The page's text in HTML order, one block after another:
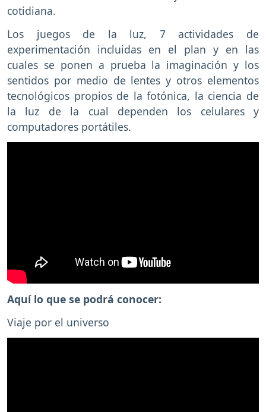
cotidiana.
Los juegos de la luz, 7 actividades de
experimentación incluidas en el plan y en las
cuales se ponen a prueba la imaginación y los
sentidos por medio de lentes y otros elementos
tecnológicos propios de la fotónica, la ciencia de
la luz de la cual dependen los celulares y
computadores portátiles.
Aquí lo que se podrá conocer:
Viaje por el universo